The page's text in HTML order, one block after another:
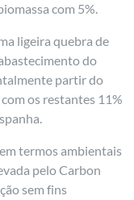
com 5%.
ligeira quebra de
do
partir do
os restantes 11%
termos ambientais
pelo Carbon
sem fins